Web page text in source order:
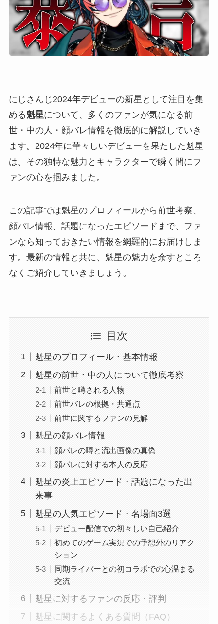
にじさんじ2024年デビューの新星として注目を集
める魁星について、多くのファンが気になる前
世・中の人・顔バレ情報を徹底的に解説していき
ます。2024年に華々しいデビューを果たした魁星
は、その独特な魅力とキャラクターで瞬く間にフ
ァンの心を掴みました。
この記事では魁星のプロフィールから前世考察、
顔バレ情報、話題になったエピソードまで、ファ
ンなら知っておきたい情報を網羅的にお届けしま
す。最新の情報と共に、魁星の魅力を余すところ
なくご紹介していきましょう。
目次
魁星のプロフィール・基本情報
魁星の前世・中の人について徹底考察
前世と噂される人物
前世バレの根拠・共通点
前世に関するファンの見解
魁星の顔バレ情報
顔バレの噂と流出画像の真偽
顔バレに対する本人の反応
魁星の炎上エピソード・話題になった出
来事
魁星の人気エピソード・名場面3選
デビュー配信での初々しい自己紹介
初めてのゲーム実況での予想外のリアク
ション
同期ライバーとの初コラボでの心温まる
交流
魁星に対するファンの反応・評判
魁星に関するよくある質問（FAQ）